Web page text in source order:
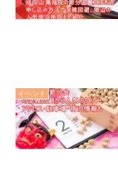
イベント